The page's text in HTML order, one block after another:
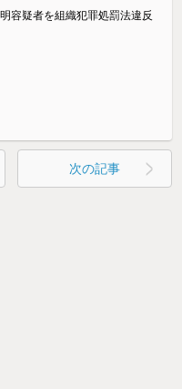
容疑者を組織犯罪処罰法違反
次の記事